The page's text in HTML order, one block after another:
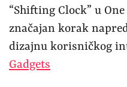
“Shifting Clock” u
značajan korak
dizajnu korisničkog
Gadgets